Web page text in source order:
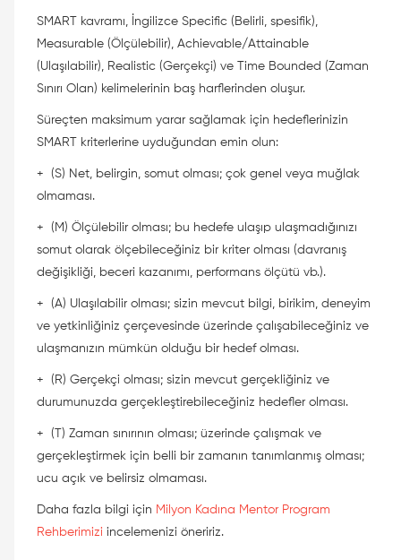
SMART kavramı, İngilizce Specific (Belirli, spesifik),
Measurable (Ölçülebilir), Achievable/Attainable
(Ulaşılabilir), Realistic (Gerçekçi) ve Time Bounded (Zaman
Sınırı Olan) kelimelerinin baş harflerinden oluşur.
Süreçten maksimum yarar sağlamak için hedeflerinizin
SMART kriterlerine uyduğundan emin olun:
+
(S) Net, belirgin, somut olması; çok genel veya muğlak
olmaması.
+
(M) Ölçülebilir olması; bu hedefe ulaşıp ulaşmadığınızı
somut olarak ölçebileceğiniz bir kriter olması (davranış
değişikliği, beceri kazanımı, performans ölçütü vb.).
+
(A) Ulaşılabilir olması; sizin mevcut bilgi, birikim, deneyim
ve yetkinliğiniz çerçevesinde üzerinde çalışabileceğiniz ve
ulaşmanızın mümkün olduğu bir hedef olması.
+
(R) Gerçekçi olması; sizin mevcut gerçekliğiniz ve
durumunuzda gerçekleştirebileceğiniz hedefler olması.
+
(T) Zaman sınırının olması; üzerinde çalışmak ve
gerçekleştirmek için belli bir zamanın tanımlanmış olması;
ucu açık ve belirsiz olmaması.
Daha fazla bilgi için Milyon Kadına Mentor Program
Rehberimizi incelemenizi öneririz.